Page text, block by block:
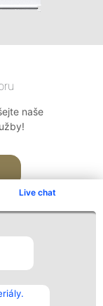
Live chat
naše